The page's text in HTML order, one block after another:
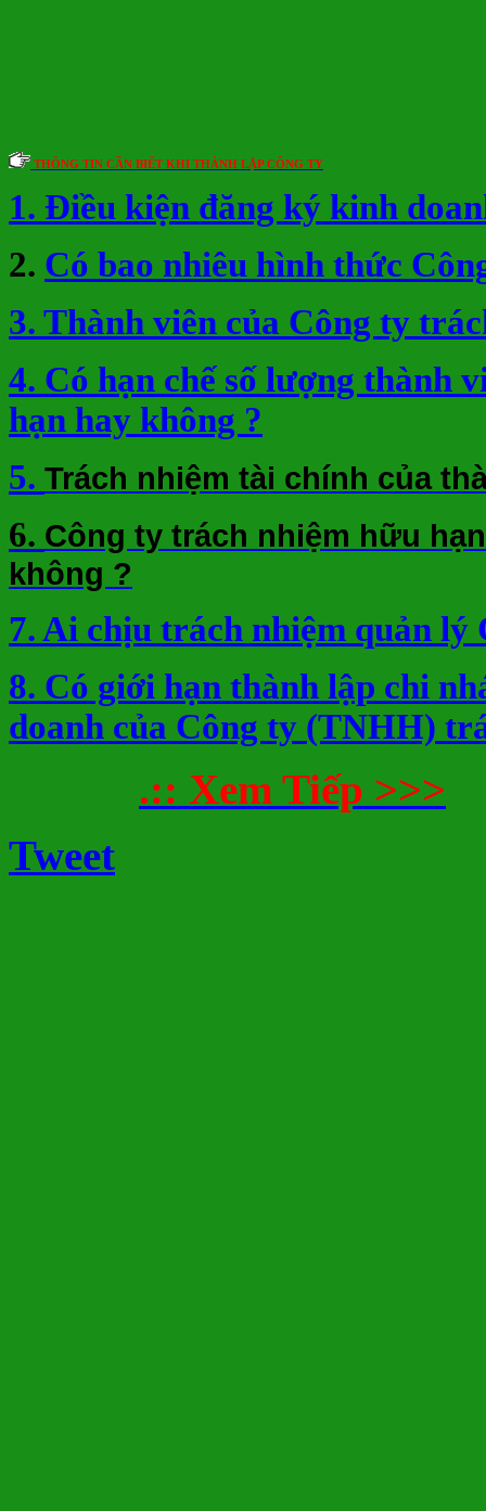
THÔNG TIN CẦN BIẾT KHI THÀNH LẬP CÔNG TY
1. Điều kiện đăng ký kinh
2. Có bao nhiêu hình thức
3. Thành viên của Công ty
4. Có hạn chế số lượng thành
hạn hay không ?
5. Trách nhiệm tài chính của
6. Công ty trách nhiệm hữu
không ?
7. Ai chịu trách nhiệm quản
8. Có giới hạn thành lập chi
doanh của Công ty (TNHH)
.:: Xem Tiếp >>>
Tweet